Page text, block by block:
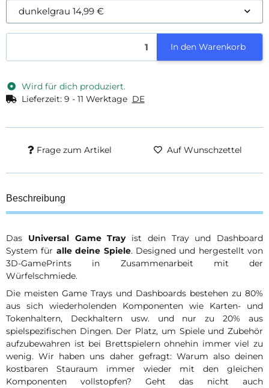
dunkelgrau 14,99 €
In den Warenkorb
Wird für dich produziert.
Lieferzeit: 9 - 11 Werktage DE
Frage zum Artikel Auf Wunschzettel
Beschreibung
Das Universal Game Trayist dein Tray und Dashboard
System für alle deine Spiele. Designed und hergestellt von
3D-GamePrints in Zusammenarbeit mit der
Würfelschmiede.
Die meisten Game Trays und Dashboards bestehen zu 80%
aus sich wiederholenden Komponenten wie Karten- und
Tokenhaltern, Deckhaltern usw. und nur zu 20% aus
spielspezifischen Dingen. Der Platz, um Spiele und Zubehör
aufzubewahren ist bei Brettspielern ohnehin immer viel zu
wenig. Wir haben uns daher gefragt: Warum also deinen
kostbaren Stauraum immer wieder mit den gleichen
Komponenten vollstopfen? Geht das nicht auch